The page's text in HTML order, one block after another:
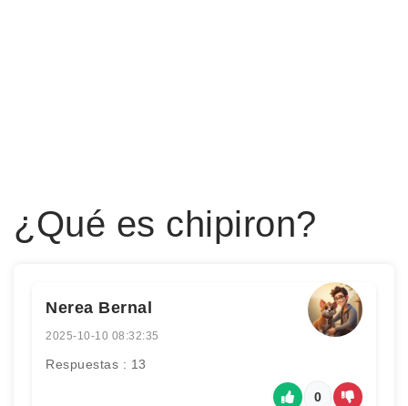
¿Qué es chipiron?
Nerea Bernal
2025-10-10 08:32:35
Respuestas : 13
0